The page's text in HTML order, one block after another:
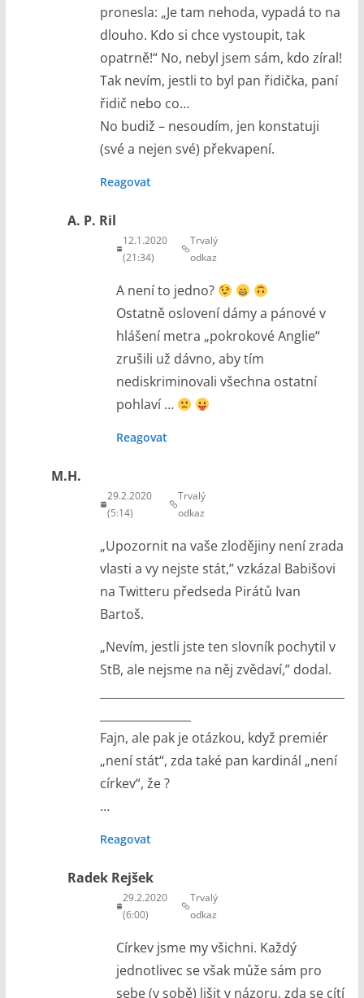
pronesla: „Je tam nehoda, vypadá to na
dlouho. Kdo si chce vystoupit, tak
opatrně!“ No, nebyl jsem sám, kdo zíral!
Tak nevím, jestli to byl pan řidička, paní
řidič nebo co…
No budiž – nesoudím, jen konstatuji
(své a nejen své) překvapení.
Reagovat
A. P. Ril
12.1.2020
(21:34)
Trvalý
odkaz
A není to jedno?
Ostatně oslovení dámy a pánové v
hlášení metra „pokrokové Anglie“
zrušili už dávno, aby tím
nediskriminovali všechna ostatní
pohlaví …
Reagovat
M.H.
29.2.2020
(5:14)
Trvalý
odkaz
„Upozornit na vaše zlodějiny není zrada
vlasti a vy nejste stát,” vzkázal Babišovi
na Twitteru předseda Pirátů Ivan
Bartoš.
„Nevím, jestli jste ten slovník pochytil v
StB, ale nejsme na něj zvědaví,” dodal.
Fajn, ale pak je otázkou, když premiér
„není stát“, zda také pan kardinál „není
církev“, že ?
…
Reagovat
Radek Rejšek
29.2.2020
(6:00)
Trvalý
odkaz
Církev jsme my všichni. Každý
jednotlivec se však může sám pro
sebe (v sobě) lišit v názoru, zda se cítí